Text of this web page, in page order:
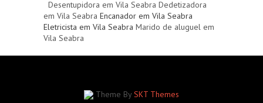
Desentupidora em Vila Seabra Dedetizadora
em Vila Seabra Encanador em Vila Seabra
Eletricista em Vila Seabra Marido de aluguel em
Vila Seabra
Theme By SKT Themes